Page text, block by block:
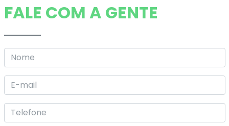
FALE COM A GENTE